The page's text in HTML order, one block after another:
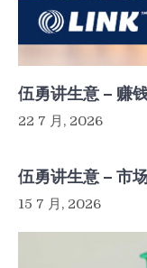
伍勇讲生意 – 赚
22 7 月, 2026
伍勇讲生意 – 市
15 7 月, 2026